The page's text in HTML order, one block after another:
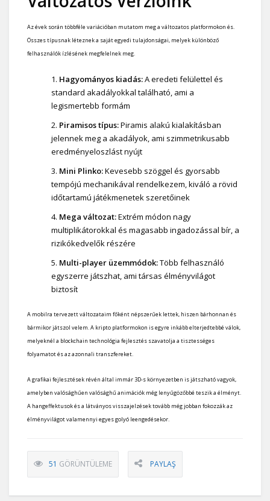
Az évek során többféle variációban mutatom meg a változatos platformokon és.
Összes típusnak léteznek a saját egyedi tulajdonságai, melyek különböző
felhasználók ízlésének megfelelnek meg.
Hagyományos kiadás:A eredeti felülettel és
standard akadályokkal található, ami a
legismertebb formám
Piramisos típus:Piramis alakú kialakításban
jelennek meg a akadályok, ami szimmetrikusabb
eredményeloszlást nyújt
Mini Plinko:Kevesebb szöggel és gyorsabb
tempójú mechanikával rendelkezem, kiváló a rövid
időtartamú játékmenetek szeretőinek
Mega változat:Extrém módon nagy
multiplikátorokkal és magasabb ingadozással bír, a
rizikókedvelők részére
Multi-player üzemmódok:Több felhasználó
egyszerre játszhat, ami társas élményvilágot
biztosít
A mobilra tervezett változataim főként népszerűek lettek, hiszen bárhonnan és
bármikor játszol velem. A kripto platformokon is egyre inkább elterjedtebbé válok,
melyeknél a blockchain technológia fejlesztés szavatolja a tisztességes
folyamatot és az azonnali transzfereket.
A grafikai fejlesztések révén által immár 3D-s környezetben is játszható vagyok,
amelyben valósághűen valósághű animációk még lenyűgözőbbé teszik a élményt.
A hangeffektusok és a látványos visszajelzések tovább még jobban fokozzák az
élményvilágot valamennyi egyes golyó leengedésekor.
51 GÖRÜNTÜLEME PAYLAŞ